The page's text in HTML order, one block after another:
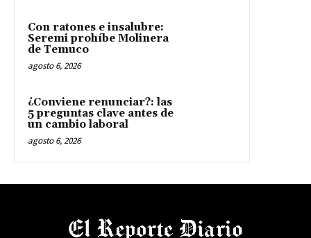
Con ratones e insalubre:
Seremi prohíbe Molinera
de Temuco
agosto 6, 2026
¿Conviene renunciar?: las
5 preguntas clave antes de
un cambio laboral
agosto 6, 2026